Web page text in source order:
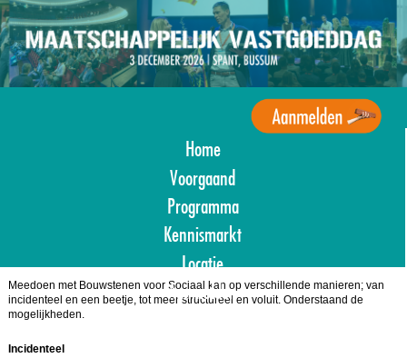
Overslaan
en
naar
de
inhoud
gaan
Home
Voorgaand
Programma
Kennismarkt
Locatie
Aanmelden
Meedoen met Bouwstenen voor Sociaal kan op verschillende manieren; van
incidenteel en een beetje, tot meer structureel en voluit. Onderstaand de
mogelijkheden.
Incidenteel